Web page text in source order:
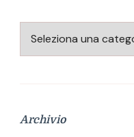
Categorie
Archivio